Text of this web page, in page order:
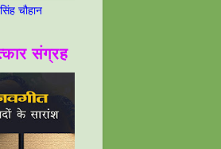
चौहान
संग्रह